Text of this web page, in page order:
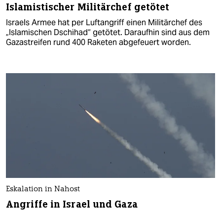
Islamistischer Militärchef getötet
Israels Armee hat per Luftangriff einen Militärchef des
„Islamischen Dschihad“ getötet. Daraufhin sind aus dem
Gazastreifen rund 400 Raketen abgefeuert worden.
Eskalation in Nahost
Angriffe in Israel und Gaza